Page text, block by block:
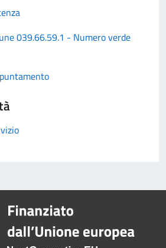
039.66.59.1 - Numero verde